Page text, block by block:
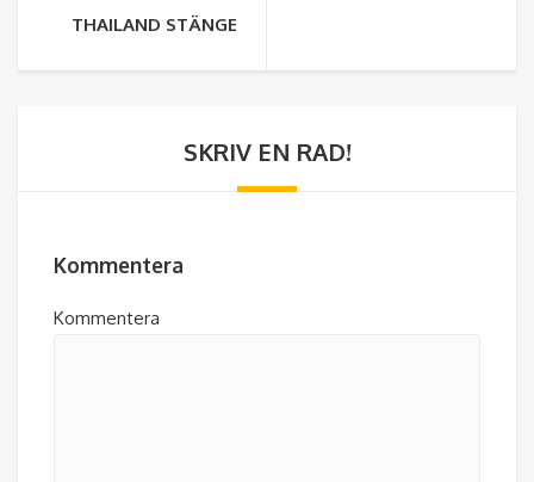
THAILAND STÄNGER GRÄNSERNA MOT KAMBODJA
SKRIV EN RAD!
Kommentera
Kommentera